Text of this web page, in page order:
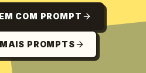
COM PROMPT
PROMPTS